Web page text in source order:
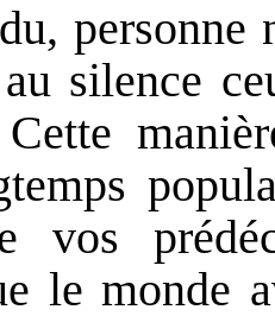
personne
silence
vos
le monde